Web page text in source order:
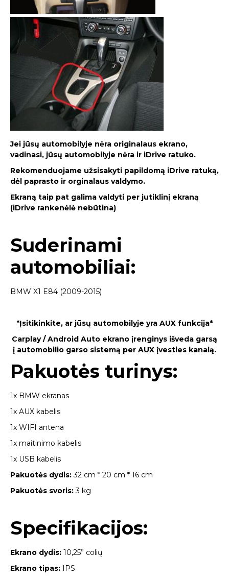
Jei jūsų automobilyje nėra originalaus ekrano,
vadinasi, jūsų automobilyje nėra ir iDrive ratuko.
Rekomenduojame užsisakyti papildomą iDrive ratuką,
dėl paprasto ir orginalaus valdymo.
Ekraną taip pat galima valdyti per jutiklinį ekraną
(iDrive rankenėlė nebūtina)
Suderinami
automobiliai:
BMW X1 E84 (2009-2015)
*Įsitikinkite, ar jūsų automobilyje yra AUX funkcija*
Carplay / Android Auto ekrano įrenginys išveda garsą
į automobilio garso sistemą per AUX įvesties kanalą.
Pakuotės turinys:
1x BMW ekranas
1x AUX kabelis
1x WIFI antena
1x maitinimo kabelis
1x USB kabelis
Pakuotės dydis:32 cm * 20 cm * 16 cm
Pakuotės svoris:3 kg
Specifikacijos:
Ekrano dydis: 10,25” colių
Ekrano tipas: IPS